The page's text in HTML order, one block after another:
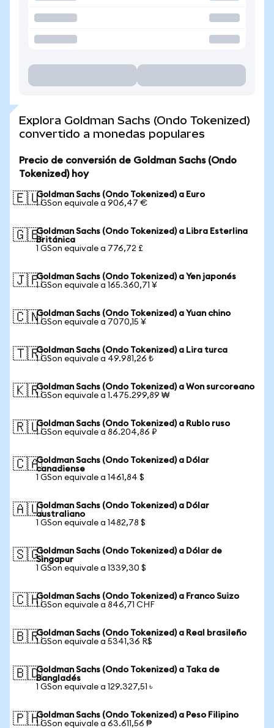
Explora Goldman Sachs (Ondo Tokenized)
convertido a monedas populares
Precio de conversión de Goldman Sachs (Ondo
Tokenized) hoy
🇪🇺Goldman Sachs (Ondo Tokenized) a Euro
1 GSon equivale a 906,47 €
🇬🇧Goldman Sachs (Ondo Tokenized) a Libra Esterlina
Británica
1 GSon equivale a 776,72 £
🇯🇵Goldman Sachs (Ondo Tokenized) a Yen japonés
1 GSon equivale a 165.360,71 ¥
🇨🇳Goldman Sachs (Ondo Tokenized) a Yuan chino
1 GSon equivale a 7070,15 ¥
🇹🇷Goldman Sachs (Ondo Tokenized) a Lira turca
1 GSon equivale a 49.981,26 ₺
🇰🇷Goldman Sachs (Ondo Tokenized) a Won surcoreano
1 GSon equivale a 1.475.299,89 ₩
🇷🇺Goldman Sachs (Ondo Tokenized) a Rublo ruso
1 GSon equivale a 86.204,86 ₽
🇨🇦Goldman Sachs (Ondo Tokenized) a Dólar
canadiense
1 GSon equivale a 1461,84 $
🇦🇺Goldman Sachs (Ondo Tokenized) a Dólar
australiano
1 GSon equivale a 1482,78 $
🇸🇬Goldman Sachs (Ondo Tokenized) a Dólar de
Singapur
1 GSon equivale a 1339,30 $
🇨🇭Goldman Sachs (Ondo Tokenized) a Franco Suizo
1 GSon equivale a 846,71 CHF
🇧🇷Goldman Sachs (Ondo Tokenized) a Real brasileño
1 GSon equivale a 5341,36 R$
🇧🇩Goldman Sachs (Ondo Tokenized) a Taka de
Bangladés
1 GSon equivale a 129.327,51 ৳
🇵🇭Goldman Sachs (Ondo Tokenized) a Peso Filipino
1 GSon equivale a 63.611,56 ₱